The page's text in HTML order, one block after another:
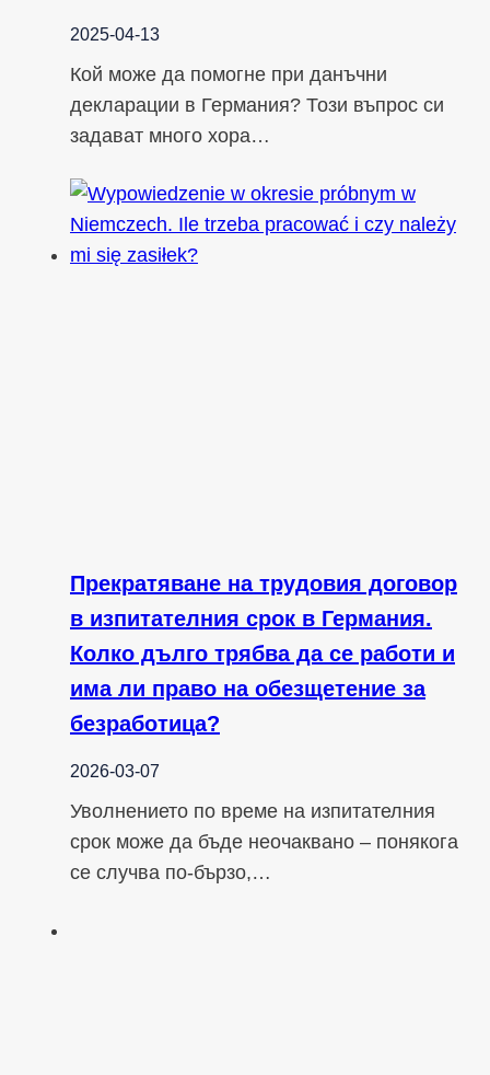
2025-04-13
Кой може да помогне при данъчни
декларации в Германия? Този въпрос си
задават много хора…
Прекратяване на трудовия договор
в изпитателния срок в Германия.
Колко дълго трябва да се работи и
има ли право на обезщетение за
безработица?
2026-03-07
Уволнението по време на изпитателния
срок може да бъде неочаквано – понякога
се случва по-бързо,…